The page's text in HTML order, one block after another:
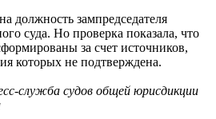
должность зампредседателя
суда. Но проверка показала, что
за счет источников,
которых не подтверждена.
служба судов общей юрисдикции